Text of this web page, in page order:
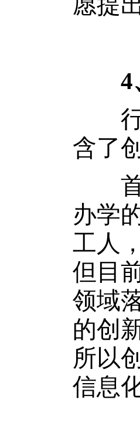
4
行
含了
首
办学
工人
但目
领域
的创
所以
信息